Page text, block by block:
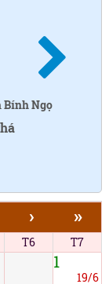
Bính Ngọ
› »
T6 T7
1
19/6